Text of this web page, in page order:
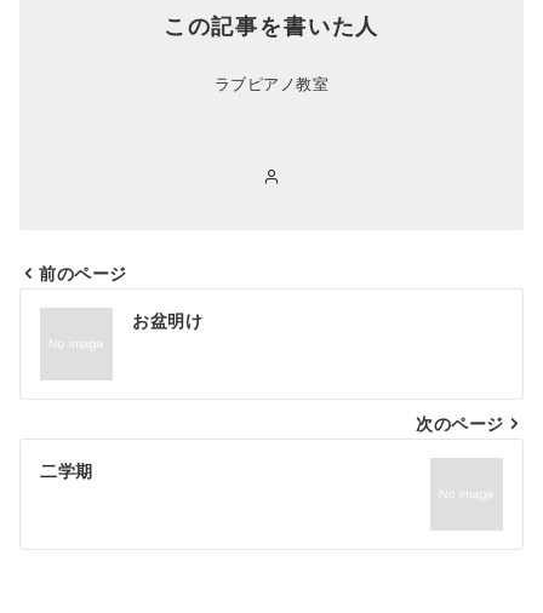
この記事を書いた人
ラブピアノ教室
前のページ
お盆明け
次のページ
二学期